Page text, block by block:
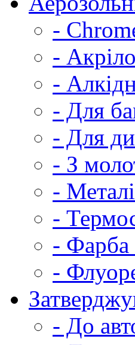
-
-
-
- Для
- Для
- З
-
-
- Фарба
-
- До